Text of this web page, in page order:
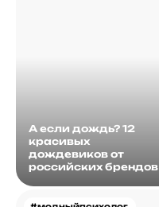
А если дождь? 12
красивых
дождевиков от
российских брендов